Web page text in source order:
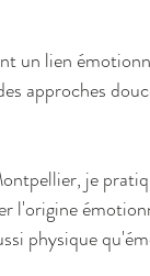
un lien
approches
je
l'origine
physique